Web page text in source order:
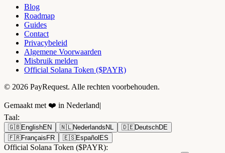
Blog
Roadmap
Guides
Contact
Privacybeleid
Algemene Voorwaarden
Misbruik melden
Official Solana Token ($PAYR)
© 2026 PayRequest. Alle rechten voorbehouden.
Gemaakt met ❤️ in Nederland|
Taal:
🇬🇧EnglishEN 🇳🇱NederlandsNL 🇩🇪DeutschDE
🇫🇷FrançaisFR 🇪🇸EspañolES
Official Solana Token ($PAYR):